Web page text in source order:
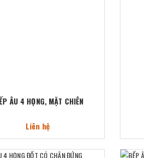
ÂU 4 HỌNG, MẶT CHIÊN
Liên hệ